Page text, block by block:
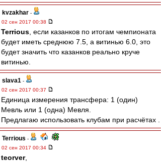
kvzakhar -
02 сен 2017 00:38
Terrious , если казанков по итогам чемпионата
будет иметь среднюю 7.5, а витинью 6.0, это
будет значить что казанков реально круче
витинью.
slava1 -
02 сен 2017 00:37
Единица измерения трансфера: 1 (один)
Мевль или 1 (одна) Мевля.
Предлагаю использовать клубам при расчётах .
Terrious -
02 сен 2017 00:34
teorver,